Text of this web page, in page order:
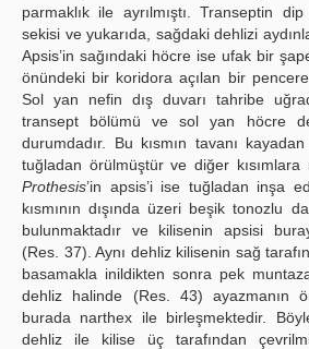
parmaklık ile ayrılmıştı. Transeptin
sekisi ve yukarıda, sağdaki dehlizi
Apsis’in sağındaki höcre ise ufak bir
önündeki bir koridora açılan bir
Sol yan nefin dış duvarı tahribe
transept bölümü ve sol yan höcre
durumdadır. Bu kısmın tavanı
tuğladan örülmüştür ve diğer kısımlara
Prothesis’in apsis’i ise tuğladan inşa
kısmının dışında üzeri beşik tonozlu
bulunmaktadır ve kilisenin apsisi
(Res. 37). Aynı dehliz kilisenin sağ
basamakla inildikten sonra pek
dehliz halinde (Res. 43) ayazmanın
burada narthex ile birleşmektedir.
dehliz ile kilise üç tarafından